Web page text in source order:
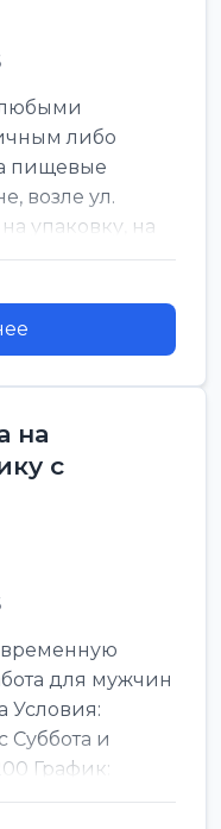
либо
пищевые
возле ул.
упаковку, на
на
с
для мужчин
Условия:
Суббота и
График: